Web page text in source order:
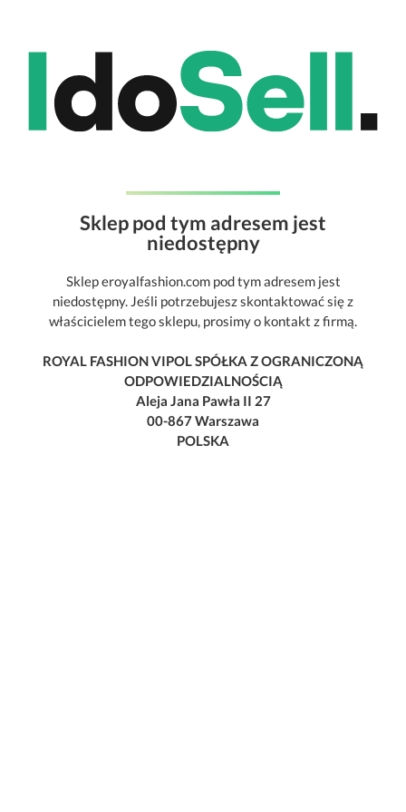
Sklep pod tym adresem jest
niedostępny
Sklep eroyalfashion.com pod tym adresem jest
niedostępny. Jeśli potrzebujesz skontaktować się z
właścicielem tego sklepu, prosimy o kontakt z firmą.
ROYAL FASHION VIPOL SPÓŁKA Z OGRANICZONĄ
ODPOWIEDZIALNOŚCIĄ
Aleja Jana Pawła II 27
00-867 Warszawa
POLSKA